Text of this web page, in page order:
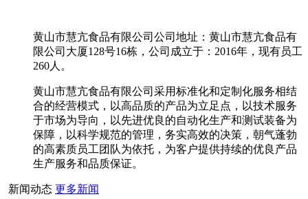
黄山市慧亢食品有限公司公司地址：黄山市慧亢食品有
限公司大厦128号16栋，公司成立于：2016年，现有员工
260人。
黄山市慧亢食品有限公司采用标准化和定制化服务相结
合的经营模式，以高品质的产品为立足点，以技术服务
于市场为导向，以先进优良的自动化生产和测试装备为
保障，以科学规范的管理，务实高效的决策，朝气蓬勃
的高素质员工团队为依托，为客户提供持续的优良产品
生产服务和品质保证。
新闻动态 更多新闻